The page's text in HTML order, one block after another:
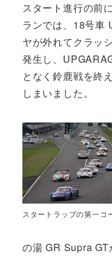
スタート進行の前
ランでは、18号車
ヤが外れてクラッ
発生し、
となく鈴鹿戦を終
しまいました。
スタートラップの第一コ
の湯 GR Supra